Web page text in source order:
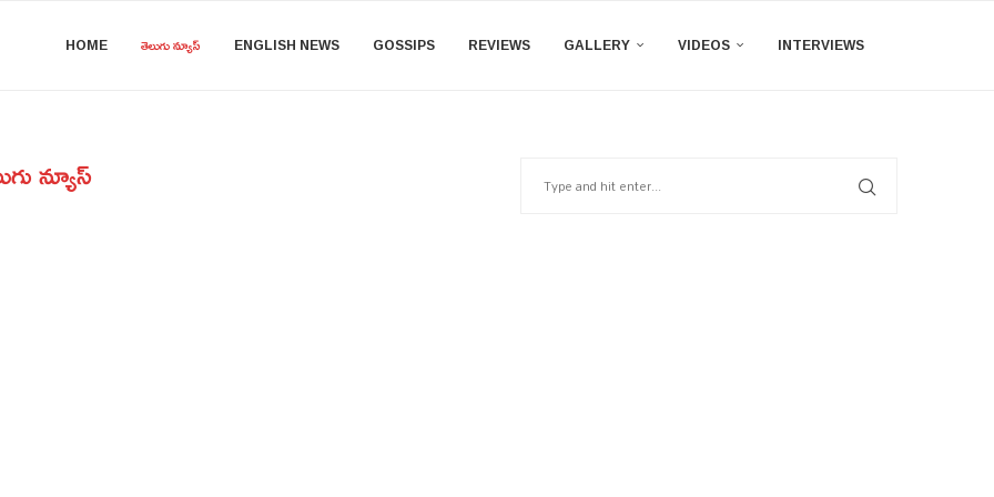
HOME తెలుగు న్యూస్ ENGLISH NEWS GOSSIPS REVIEWS GALLERY VIDEOS INTERVIEWS
న్యూస్